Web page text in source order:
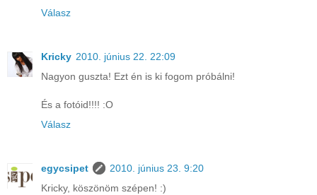
Válasz
Kricky 2010. június 22. 22:09
Nagyon guszta! Ezt én is ki fogom próbálni!
És a fotóid!!!! :O
Válasz
egycsipet
2010. június 23. 9:20
Kricky, köszönöm szépen! :)